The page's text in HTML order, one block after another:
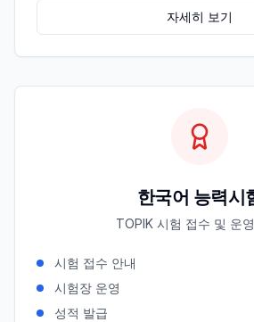
자세히 보기
한국어 능력시
TOPIK 시험 접수 및 운
시험 접수 안내
시험장 운영
성적 발급